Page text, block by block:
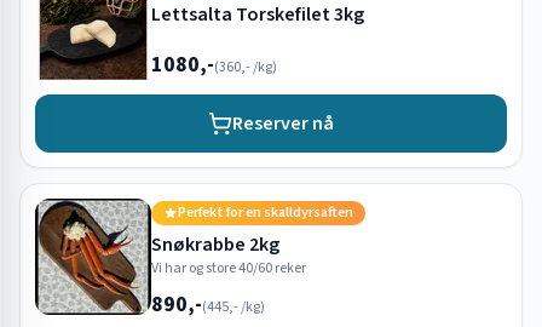
Lettsalta Torskefilet 3kg
1080,-(360,-/kg)
Reserver nå
Perfekt for en skalldyrsaften
Snøkrabbe 2kg
Vi har og store 40/60 reker
890,-(445,-/kg)